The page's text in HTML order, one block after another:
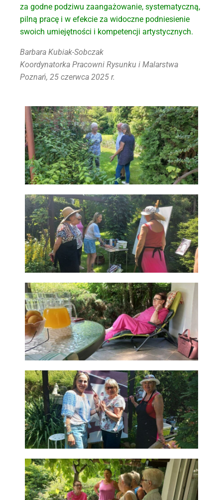
za godne podziwu zaangażowanie, systematyczną,
pilną pracę i w efekcie za widoczne podniesienie
swoich umiejętności i kompetencji artystycznych.
Barbara Kubiak-Sobczak
Koordynatorka Pracowni Rysunku i Malarstwa
Poznań, 25 czerwca 2025 r.